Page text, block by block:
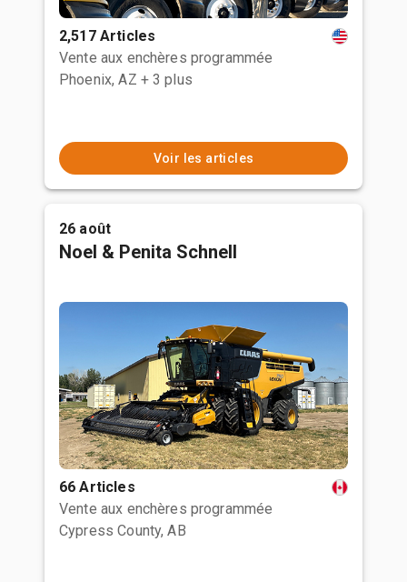
2,517 Articles
Vente aux enchères programmée
Phoenix, AZ + 3 plus
Voir les articles
26 août
Noel & Penita Schnell
66 Articles
Vente aux enchères programmée
Cypress County, AB